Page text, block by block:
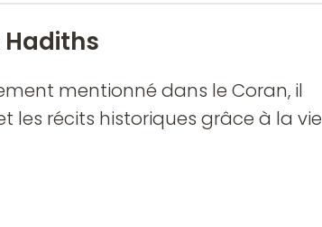
Hadiths
mentionné dans le Coran, il
les récits historiques grâce à la vie